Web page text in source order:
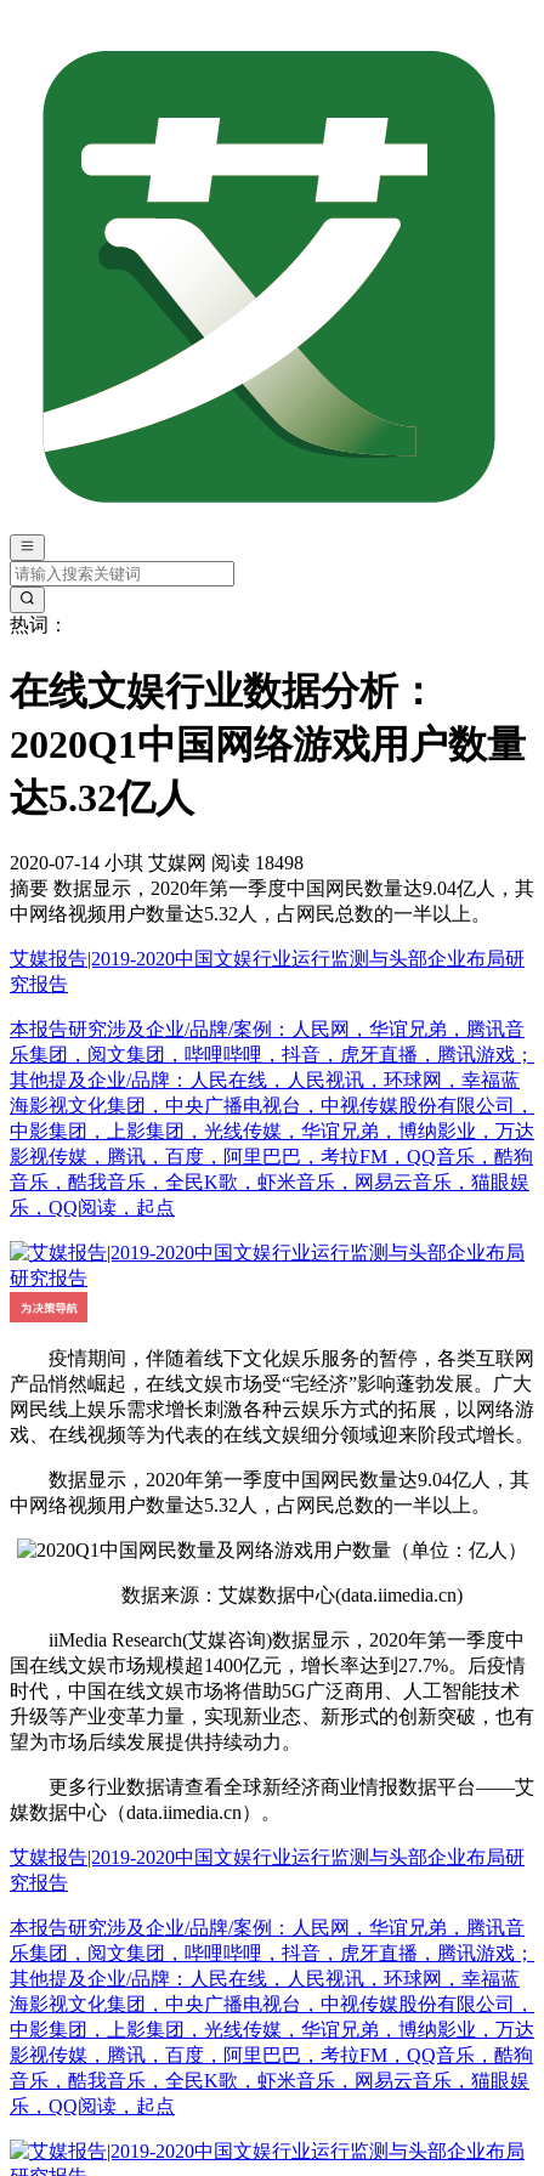
热词：
在线文娱行业数据分析：
2020Q1中国网络游戏用户数量
达5.32亿人
2020-07-14 小琪 艾媒网 阅读 18498
摘要 数据显示，2020年第一季度中国网民数量达9.04亿人，其
中网络视频用户数量达5.32人，占网民总数的一半以上。
艾媒报告|2019-2020中国文娱行业运行监测与头部企业布局研
究报告
本报告研究涉及企业/品牌/案例：人民网，华谊兄弟，腾讯音
乐集团，阅文集团，哔哩哔哩，抖音，虎牙直播，腾讯游戏；
其他提及企业/品牌：人民在线，人民视讯，环球网，幸福蓝
海影视文化集团，中央广播电视台，中视传媒股份有限公司，
中影集团，上影集团，光线传媒，华谊兄弟，博纳影业，万达
影视传媒，腾讯，百度，阿里巴巴，考拉FM，QQ音乐，酷狗
音乐，酷我音乐，全民K歌，虾米音乐，网易云音乐，猫眼娱
乐，QQ阅读，起点
疫情期间，伴随着线下文化娱乐服务的暂停，各类互联网
产品悄然崛起，在线文娱市场受“宅经济”影响蓬勃发展。广大
网民线上娱乐需求增长刺激各种云娱乐方式的拓展，以网络游
戏、在线视频等为代表的在线文娱细分领域迎来阶段式增长。
数据显示，2020年第一季度中国网民数量达9.04亿人，其
中网络视频用户数量达5.32人，占网民总数的一半以上。
数据来源：艾媒数据中心(data.iimedia.cn)
iiMedia Research(艾媒咨询)数据显示，2020年第一季度中
国在线文娱市场规模超1400亿元，增长率达到27.7%。后疫情
时代，中国在线文娱市场将借助5G广泛商用、人工智能技术
升级等产业变革力量，实现新业态、新形式的创新突破，也有
望为市场后续发展提供持续动力。
更多行业数据请查看全球新经济商业情报数据平台——艾
媒数据中心（data.iimedia.cn）。
艾媒报告|2019-2020中国文娱行业运行监测与头部企业布局研
究报告
本报告研究涉及企业/品牌/案例：人民网，华谊兄弟，腾讯音
乐集团，阅文集团，哔哩哔哩，抖音，虎牙直播，腾讯游戏；
其他提及企业/品牌：人民在线，人民视讯，环球网，幸福蓝
海影视文化集团，中央广播电视台，中视传媒股份有限公司，
中影集团，上影集团，光线传媒，华谊兄弟，博纳影业，万达
影视传媒，腾讯，百度，阿里巴巴，考拉FM，QQ音乐，酷狗
音乐，酷我音乐，全民K歌，虾米音乐，网易云音乐，猫眼娱
乐，QQ阅读，起点